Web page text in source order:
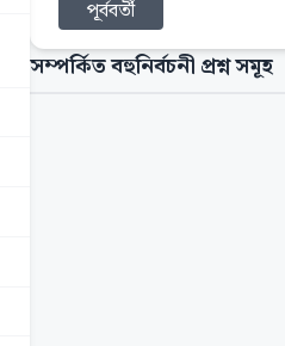
পূর্ববর্তী
সম্পর্কিত বহুনির্বচনী প্রশ্ন সমূহ